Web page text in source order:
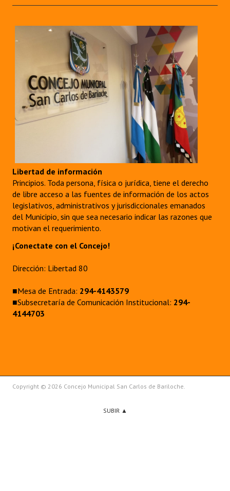
Libertad de información
Principios. Toda persona, física o jurídica, tiene el derecho
de libre acceso a las fuentes de información de los actos
legislativos, administrativos y jurisdiccionales emanados
del Municipio, sin que sea necesario indicar las razones que
motivan el requerimiento.
¡Conectate con el Concejo!
Dirección: Libertad 80
■Mesa de Entrada: 294-4143579
■Subsecretaría de Comunicación Institucional: 294-
4144703
Copyright © 2026 Concejo Municipal San Carlos de Bariloche.
SUBIR ▲